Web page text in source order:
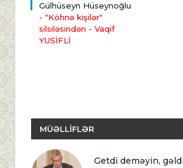
Gülhüseyn Hüseynoğlu
- "Köhnə kişilər"
silsiləsindən - Vaqif
YUSİFLİ
MÜƏLLİFLƏR
Getdi deməyin,